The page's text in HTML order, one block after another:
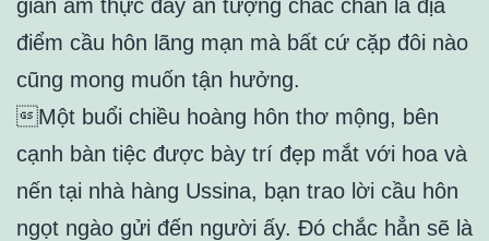
gian ẩm thực đầy ấn tượng chắc chắn là địa
điểm cầu hôn lãng mạn mà bất cứ cặp đôi nào
cũng mong muốn tận hưởng.
Một buổi chiều hoàng hôn thơ mộng, bên
cạnh bàn tiệc được bày trí đẹp mắt với hoa và
nến tại nhà hàng Ussina, bạn trao lời cầu hôn
ngọt ngào gửi đến người ấy. Đó chắc hẳn sẽ là